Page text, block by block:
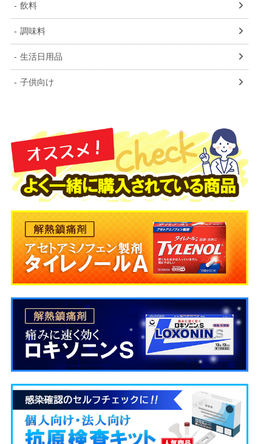
飲料
調味料
生活日用品
子供向け